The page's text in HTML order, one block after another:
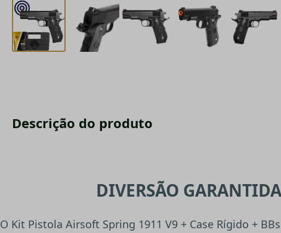
Descrição do produto
DIVERSÃO
O Kit Pistola Airsoft Spring 1911 V9 + Case Rígido +